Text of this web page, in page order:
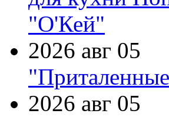
"О'Кей"
2026 авг 05
2026 авг 05